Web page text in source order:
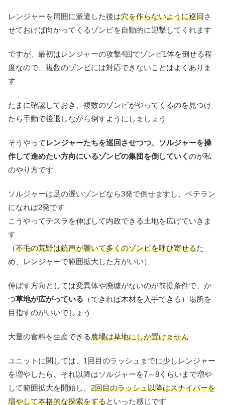
レンジャーを周囲に派遣した後は穴を作らないように巡回さ
せておけば向かってくるゾンビを自動的に迎撃してくれます
ですが、最初はレンジャーの攻撃4回でゾンビ1体を倒せる程
度なので、複数のゾンビには対応できないことはよくありま
す
たまに確認しておき、複数のゾンビがやってくるのを見つけ
たら手動で後退しながら倒すようにしましょう
そうやって レンジャーたちを巡回させつつ、ソルジャーを操
作して進めたい方向にいるゾンビの集団を倒していく のが私
のやり方です
ソルジャーは足の遅いゾンビなら3発で倒せますし、ベテラン
になれば2発です
こうやってテスラを伸ばして内政できる土地を広げていきま
す
（不毛の荒野は銃声が響いて多くのゾンビを呼び寄せるた
め、レンジャーで範囲拡大した方がいい）
伸ばす方向としては変異体や廃墟がないのが前提条件で、か
つ草地が広がっている （できれば木材を入手できる）場所を
目指すのがいいでしょう
大量の食料を生産できる農場は草地にしか置けません
ユニットに関しては、1回目のラッシュまでに少しレンジャー
を増やしたら、それ以降はソルジャーを7～8くらいまで増や
して範囲拡大を開始し、 2回目のラッシュ以降はスナイパーを
増やして本格的な探索をするといった感じです